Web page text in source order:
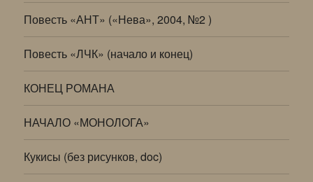
Повесть «АНТ» («Нева», 2004, №2 )
Повесть «ЛЧК» (начало и конец)
КОНЕЦ РОМАНА
НАЧАЛО «МОНОЛОГА»
Кукисы (без рисунков, doc)